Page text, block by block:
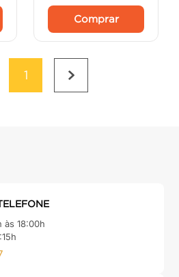
Comprar
1
às 18:00h